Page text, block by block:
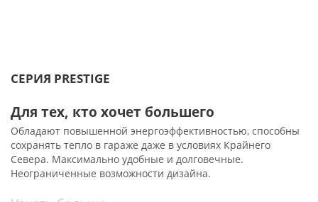
СЕРИЯ PRESTIGE
Для тех, кто хочет большего
Обладают повышенной энергоэффективностью, способны
сохранять тепло в гараже даже в условиях Крайнего
Севера. Максимально удобные и долговечные.
Неограниченные возможности дизайна.